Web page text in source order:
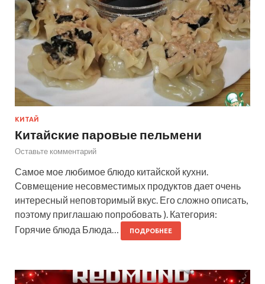
КИТАЙ
Китайские паровые пельмени
Оставьте комментарий
Самое мое любимое блюдо китайской кухни.
Совмещение несовместимых продуктов дает очень
интересный неповторимый вкус. Его сложно описать,
поэтому приглашаю попробовать ). Категория:
Горячие блюда Блюда…
ПОДРОБНЕЕ